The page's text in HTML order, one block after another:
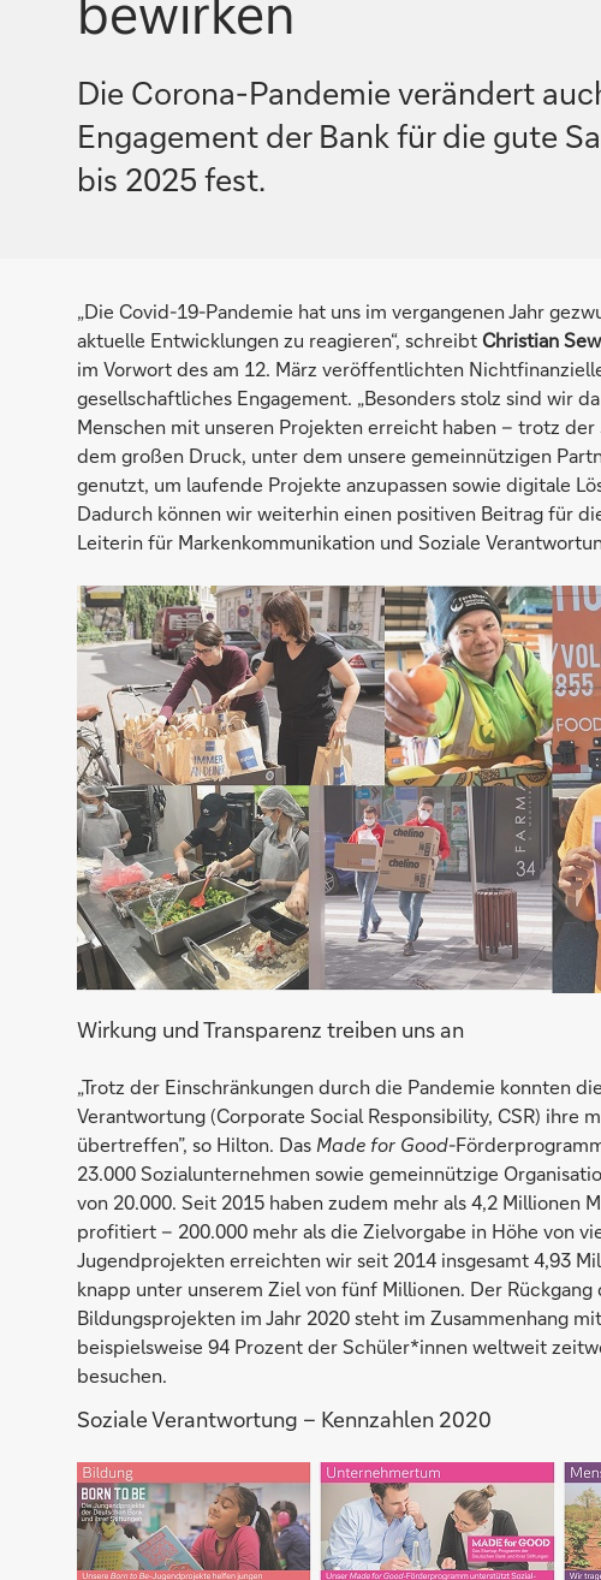
Die Corona-Pandemie verändert
Engagement der Bank für die gute
bis 2025 fest.
„Die Covid-19-Pandemie hat uns im vergangenen Jahr
aktuelle Entwicklungen zu reagieren“, schreibt Christian
im Vorwort des am 12. März veröffentlichten
gesellschaftliches Engagement. „Besonders stolz sind wir
Menschen mit unseren Projekten erreicht haben – trotz
dem großen Druck, unter dem unsere gemeinnützigen
genutzt, um laufende Projekte anzupassen sowie digitale
Dadurch können wir weiterhin einen positiven Beitrag für
Leiterin für Markenkommunikation und Soziale
Wirkung und Transparenz treiben uns an
„Trotz der Einschränkungen durch die Pandemie konnten
Verantwortung (Corporate Social Responsibility, CSR) ihre
übertreffen”, so Hilton. Das Made for Good-
23.000 Sozialunternehmen sowie gemeinnützige
von 20.000. Seit 2015 haben zudem mehr als 4,2 Millionen
profitiert – 200.000 mehr als die Zielvorgabe in Höhe von
Jugendprojekten erreichten wir seit 2014 insgesamt 4,93
knapp unter unserem Ziel von fünf Millionen. Der Rückgang
Bildungsprojekten im Jahr 2020 steht im Zusammenhang
beispielsweise 94 Prozent der Schüler*innen weltweit
besuchen.
Soziale Verantwortung – Kennzahlen 2020